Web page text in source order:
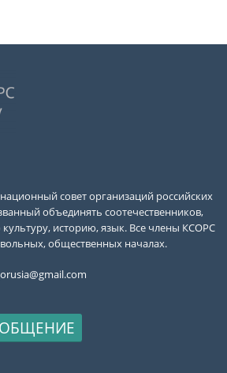
совет организаций российских
объединять соотечественников,
культуру, историю, язык. Все члены КСОРС
общественных началах.